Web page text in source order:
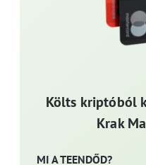
Költs kriptóból
Krak
MI A TEENDŐD?